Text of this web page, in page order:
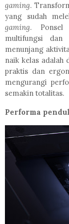
gaming.
yang sudah
gaming. Ponsel
multifungsi dan
menunjang
naik kelas adalah
praktis dan
mengurangi
semakin totalitas.
Performa